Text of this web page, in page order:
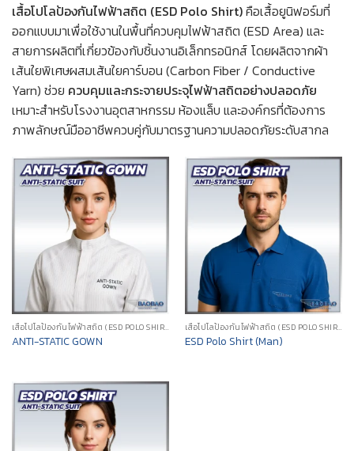
เสื้อโปโลป้องกันไฟฟ้าสถิต (ESD Polo Shirt)คือเสื้อยูนิฟอร์มที่
ออกแบบมาเพื่อใช้งานในพื้นที่ควบคุมไฟฟ้าสถิต (ESD Area) และ
สายการผลิตที่เกี่ยวข้องกับชิ้นงานอิเล็กทรอนิกส์ โดยผลิตจากผ้า
เส้นใยพิเศษผสมเส้นใยคาร์บอน (Carbon Fiber / Conductive
Yarn) ช่วย ควบคุมและกระจายประจุไฟฟ้าสถิตอย่างปลอดภัย
เหมาะสำหรับโรงงานอุตสาหกรรม ห้องแล็บ และองค์กรที่ต้องการ
ภาพลักษณ์มืออาชีพควบคู่กับมาตรฐานความปลอดภัยระดับสากล
เสื้อโปโลป้องกันไฟฟ้าสถิต (ESD POLO SHIRT)
ANTI-STATIC GOWN
เสื้อโปโลป้องกันไฟฟ้าสถิต (ESD POLO SHIRT)
ESD Polo Shirt (Man)